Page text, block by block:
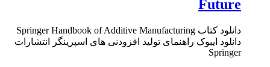
Future
دانلود کتاب Springer Handbook of Additive Manufacturing
دانلود ایبوک راهنمای تولید افزودنی های اسپرینگر انتشارات
Springer